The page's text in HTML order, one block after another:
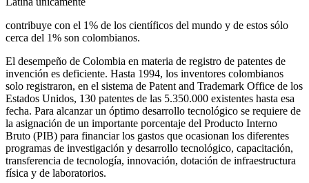
contribuye con el 1% de los científicos del mundo y de estos sólo
cerca del 1% son colombianos.
El desempeño de Colombia en materia de registro de patentes de
invención es deficiente. Hasta 1994, los inventores colombianos
solo registraron, en el sistema de Patent and Trademark Office de los
Estados Unidos, 130 patentes de las 5.350.000 existentes hasta esa
fecha. Para alcanzar un óptimo desarrollo tecnológico se requiere de
la asignación de un importante porcentaje del Producto Interno
Bruto (PIB) para financiar los gastos que ocasionan los diferentes
programas de investigación y desarrollo tecnológico, capacitación,
transferencia de tecnología, innovación, dotación de infraestructura
física y de laboratorios.